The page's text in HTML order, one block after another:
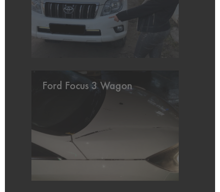
Ford Focus 3 Wagon